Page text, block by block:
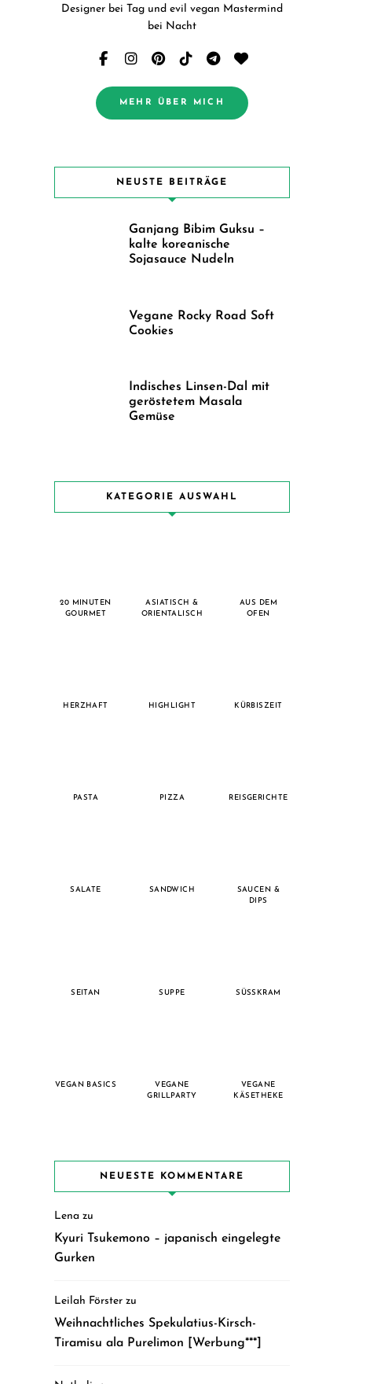
Designer bei Tag und evil vegan Mastermind
bei Nacht
MEHR ÜBER MICH
NEUSTE BEITRÄGE
Ganjang Bibim Guksu –
kalte koreanische
Sojasauce Nudeln
Vegane Rocky Road Soft
Cookies
Indisches Linsen-Dal mit
geröstetem Masala
Gemüse
KATEGORIE AUSWAHL
20 MINUTEN
GOURMET
ASIATISCH &
ORIENTALISCH
AUS DEM
OFEN
HERZHAFT HIGHLIGHT KÜRBISZEIT
PASTA PIZZA REISGERICHTE
SALATE SANDWICH
SAUCEN &
DIPS
SEITAN SUPPE SÜSSKRAM
VEGAN BASICS
VEGANE
GRILLPARTY
VEGANE
KÄSETHEKE
NEUESTE KOMMENTARE
Lena zu
Kyuri Tsukemono – japanisch eingelegte
Gurken
Leilah Förster zu
Weihnachtliches Spekulatius-Kirsch-
Tiramisu ala Purelimon [Werbung***]